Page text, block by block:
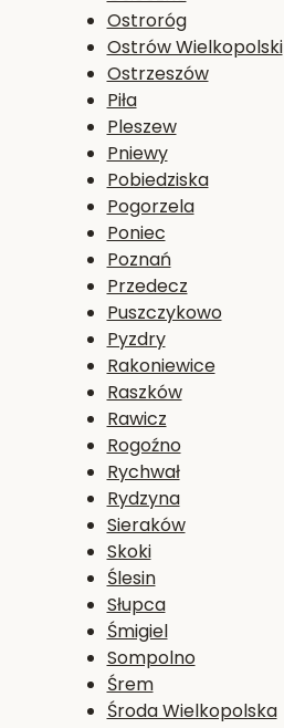
Ostroróg
Ostrów Wielkopolski
Ostrzeszów
Piła
Pleszew
Pniewy
Pobiedziska
Pogorzela
Poniec
Poznań
Przedecz
Puszczykowo
Pyzdry
Rakoniewice
Raszków
Rawicz
Rogoźno
Rychwał
Rydzyna
Sieraków
Skoki
Ślesin
Słupca
Śmigiel
Sompolno
Śrem
Środa Wielkopolska